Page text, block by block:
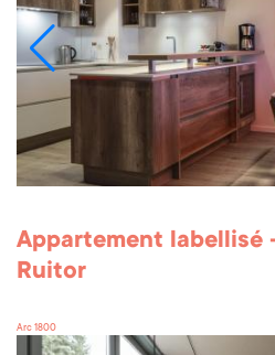
Appartement labellisé
Ruitor
Arc 1800